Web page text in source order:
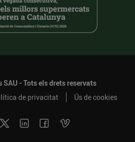
SAU - Tots els drets reservats
de privacitat Ús de cookies